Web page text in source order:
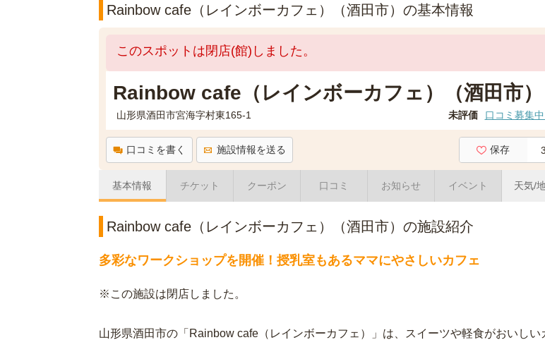
Rainbow cafe（レインボーカフェ）（酒田市）の基本情報
このスポットは閉店(館)しました。
Rainbow cafe（レインボーカフェ）（酒田市）
山形県酒田市宮海字村東165-1 未評価 口コミ募集中
口コミを書く 施設情報を送る 保存 3
基本情報 チケット クーポン 口コミ お知らせ イベント 天気/
Rainbow cafe（レインボーカフェ）（酒田市）の施設紹介
多彩なワークショップを開催！授乳室もあるママにやさしいカフェ
※この施設は閉店しました。
山形県酒田市の「Rainbow cafe（レインボーカフェ）」は、スイーツや軽食がおいしい